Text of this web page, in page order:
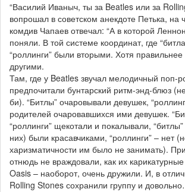
“Василий Иваныч, ты за Beatles или за
вопрошал в советском анекдоте Петька, на
комдив Чапаев отвечал: “А в которой
поняли. В той системе координат, где
“роллинги” были вторыми. Хотя правильнее
другими.
Там, где у Beatles звучал мелодичный поп-
предпочитали бунтарский ритм-энд-блюз
би). “Битлы” очаровывали девушек,
родителей очаровавшихся ими девушек.
“роллинги” щекотали и покалывали,
них) были красавчиками, “роллинги” – нет
харизматичности им было не занимать).
отнюдь не враждовали, как их карикатурные
Oasis – наоборот, очень дружили. И, в
Rolling Stones сохранили группу и